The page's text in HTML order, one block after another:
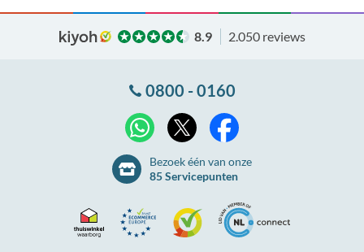
8.9 2.050 reviews
0800 - 0160
WhatsApp
Bezoek één van onze
85 Servicepunten